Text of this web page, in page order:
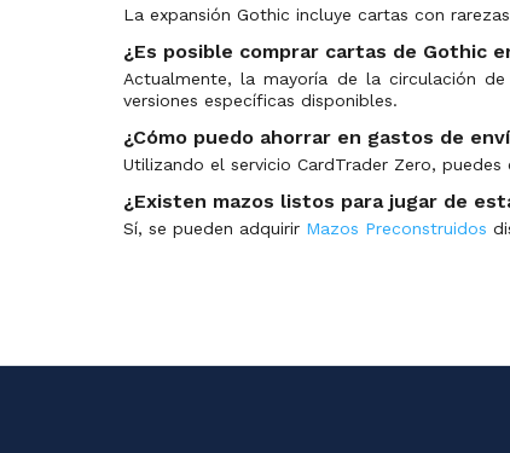
La expansión Gothic incluye cartas con
¿Es posible comprar cartas de Gothic
Actualmente, la mayoría de la circulación
versiones específicas disponibles.
¿Cómo puedo ahorrar en gastos de
Utilizando el servicio CardTrader Zero,
¿Existen mazos listos para jugar de
Sí, se pueden adquirir Mazos Preconstruidos